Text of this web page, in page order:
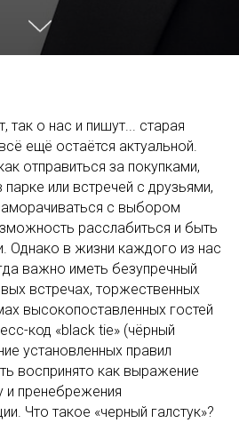
так о нас и пишут... старая
ещё остаётся актуальной.
отправиться за покупками,
парке или встречей с друзьями,
с выбором
расслабиться и быть
Однако в жизни каждого из нас
важно иметь безупречный
встречах, торжественных
высокопоставленных гостей
код «black tie» (чёрный
установленных правил
воспринято как выражение
и пренебрежения
Что такое «черный галстук»?